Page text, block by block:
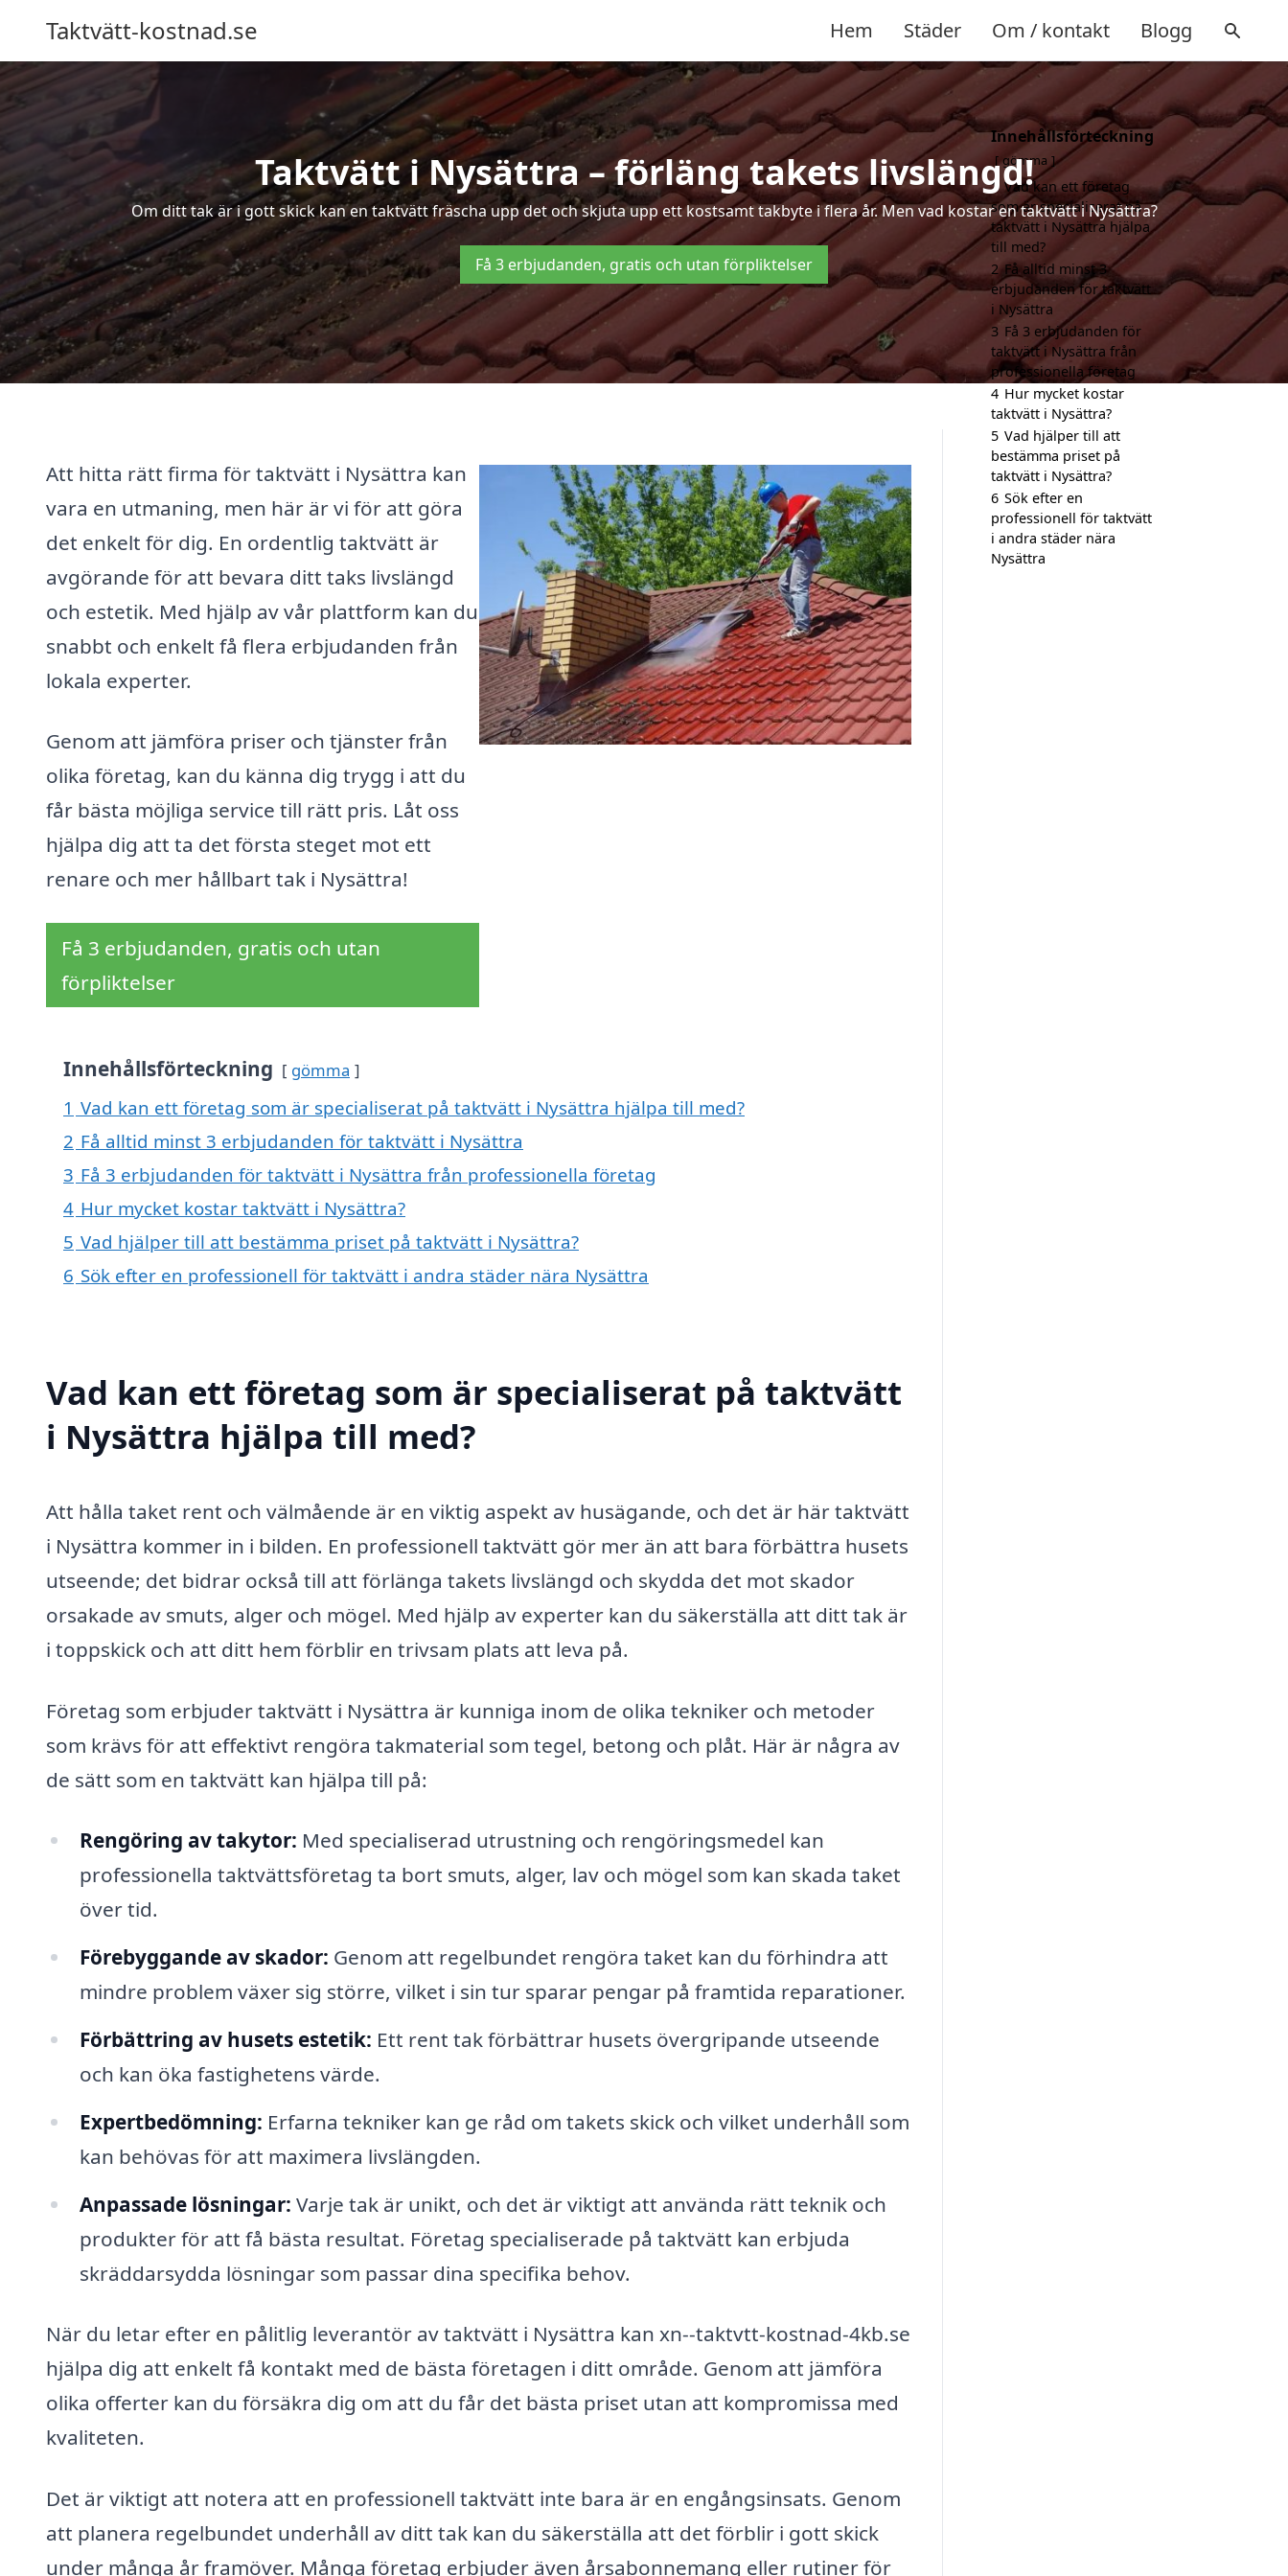
Taktvätt-kostnad.se Hem Städer Om / kontakt Blogg
Taktvätt i Nysättra – förläng takets livslängd!
Om ditt tak är i gott skick kan en taktvätt fräscha upp det och skjuta upp ett kostsamt takbyte i flera år. Men vad kostar en taktvätt i Nysättra?
Få 3 erbjudanden, gratis och utan förpliktelser
Att hitta rätt firma för taktvätt i Nysättra kan
vara en utmaning, men här är vi för att göra
det enkelt för dig. En ordentlig taktvätt är
avgörande för att bevara ditt taks livslängd
och estetik. Med hjälp av vår plattform kan du
snabbt och enkelt få flera erbjudanden från
lokala experter.
Genom att jämföra priser och tjänster från
olika företag, kan du känna dig trygg i att du
får bästa möjliga service till rätt pris. Låt oss
hjälpa dig att ta det första steget mot ett
renare och mer hållbart tak i Nysättra!
Få 3 erbjudanden, gratis och utan
förpliktelser
Innehållsförteckning gömma
1 Vad kan ett företag som är specialiserat på taktvätt i Nysättra hjälpa till med?
2 Få alltid minst 3 erbjudanden för taktvätt i Nysättra
3 Få 3 erbjudanden för taktvätt i Nysättra från professionella företag
4 Hur mycket kostar taktvätt i Nysättra?
5 Vad hjälper till att bestämma priset på taktvätt i Nysättra?
6 Sök efter en professionell för taktvätt i andra städer nära Nysättra
Vad kan ett företag som är specialiserat på taktvätt
i Nysättra hjälpa till med?
Att hålla taket rent och välmående är en viktig aspekt av husägande, och det är här taktvätt
i Nysättra kommer in i bilden. En professionell taktvätt gör mer än att bara förbättra husets
utseende; det bidrar också till att förlänga takets livslängd och skydda det mot skador
orsakade av smuts, alger och mögel. Med hjälp av experter kan du säkerställa att ditt tak är
i toppskick och att ditt hem förblir en trivsam plats att leva på.
Företag som erbjuder taktvätt i Nysättra är kunniga inom de olika tekniker och metoder
som krävs för att effektivt rengöra takmaterial som tegel, betong och plåt. Här är några av
de sätt som en taktvätt kan hjälpa till på:
Rengöring av takytor: Med specialiserad utrustning och rengöringsmedel kan
professionella taktvättsföretag ta bort smuts, alger, lav och mögel som kan skada taket
över tid.
Förebyggande av skador: Genom att regelbundet rengöra taket kan du förhindra att
mindre problem växer sig större, vilket i sin tur sparar pengar på framtida reparationer.
Förbättring av husets estetik: Ett rent tak förbättrar husets övergripande utseende
och kan öka fastighetens värde.
Expertbedömning: Erfarna tekniker kan ge råd om takets skick och vilket underhåll som
kan behövas för att maximera livslängden.
Anpassade lösningar: Varje tak är unikt, och det är viktigt att använda rätt teknik och
produkter för att få bästa resultat. Företag specialiserade på taktvätt kan erbjuda
skräddarsydda lösningar som passar dina specifika behov.
När du letar efter en pålitlig leverantör av taktvätt i Nysättra kan xn--taktvtt-kostnad-4kb.se
hjälpa dig att enkelt få kontakt med de bästa företagen i ditt område. Genom att jämföra
olika offerter kan du försäkra dig om att du får det bästa priset utan att kompromissa med
kvaliteten.
Det är viktigt att notera att en professionell taktvätt inte bara är en engångsinsats. Genom
att planera regelbundet underhåll av ditt tak kan du säkerställa att det förblir i gott skick
under många år framöver. Många företag erbjuder även årsabonnemang eller rutiner för
Innehållsförteckning
gömma
1 Vad kan ett företag
som är specialiserat på
taktvätt i Nysättra hjälpa
till med?
2 Få alltid minst 3
erbjudanden för taktvätt
i Nysättra
3 Få 3 erbjudanden för
taktvätt i Nysättra från
professionella företag
4 Hur mycket kostar
taktvätt i Nysättra?
5 Vad hjälper till att
bestämma priset på
taktvätt i Nysättra?
6 Sök efter en
professionell för taktvätt
i andra städer nära
Nysättra